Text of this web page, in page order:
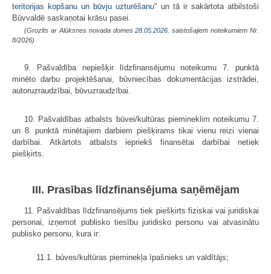
teritorijas kopšanu un būvju uzturēšanu" un tā ir sakārtota atbilstoši
Būvvaldē saskaņotai krāsu pasei.
(Grozīts ar Alūksnes novada domes28.05.2026. saistošajiem noteikumiem Nr.
8/2026)
9. Pašvaldība nepiešķir līdzfinansējumu noteikumu 7. punktā
minēto darbu projektēšanai, būvniecības dokumentācijas izstrādei,
autoruzraudzībai, būvuzraudzībai.
10. Pašvaldības atbalsts būvei/kultūras piemineklim noteikumu 7.
un 8. punktā minētajiem darbiem piešķirams tikai vienu reizi vienai
darbībai. Atkārtots atbalsts iepriekš finansētai darbībai netiek
piešķirts.
III. Prasības līdzfinansējuma saņēmējam
11. Pašvaldības līdzfinansējums tiek piešķirts fiziskai vai juridiskai
personai, izņemot publisko tiesību juridisko personu vai atvasinātu
publisko personu, kura ir:
11.1. būves/kultūras pieminekļa īpašnieks un valdītājs;